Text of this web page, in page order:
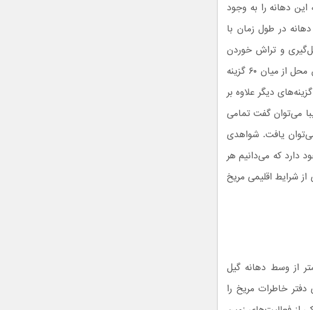
دهانه را به وجود
در طول زمان با
و تراش خوردن
این کوه شده‌اند که اکنون نزدیک به ۳ برابر «گرند کنیون» عمق دارد. این محل از میان ۶۰ گزینه
دیگر علاوه بر
می‌توان گفت تمامی
یافت. شواهدی
دارد که می‌دانیم هر
شرایط اقلیمی مریخ
این کوه که کوه شارپ نام داشته و ۵ کیلومتر از وسط دهانه گیل
خاطرات مریخ را